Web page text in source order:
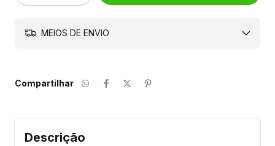
MEIOS DE ENVIO
Compartilhar
Descrição